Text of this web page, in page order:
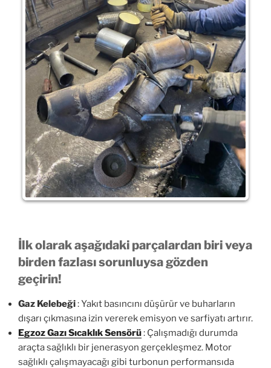
İlk olarak aşağıdaki parçalardan biri veya
birden fazlası sorunluysa gözden
geçirin!
Gaz Kelebeği: Yakıt basıncını düşürür ve buharların
dışarı çıkmasına izin vererek emisyon ve sarfiyatı artırır.
Egzoz Gazı Sıcaklık Sensörü: Çalışmadığı durumda
araçta sağlıklı bir jenerasyon gerçekleşmez. Motor
sağlıklı çalışmayacağı gibi turbonun performansıda